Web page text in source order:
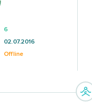
6
02.07.2016
Offline